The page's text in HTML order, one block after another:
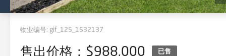
物业编号: gif_125_1532137
售出价格：$988,000 已售